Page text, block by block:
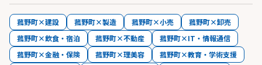
菰野町×建設 菰野町×製造 菰野町×小売
菰野町×卸売
菰野町×飲食・宿泊
菰野町×不動産
菰野町×IT・情報通信
菰野町×金融・保険
菰野町×理美容 菰野町×教育・学術支援